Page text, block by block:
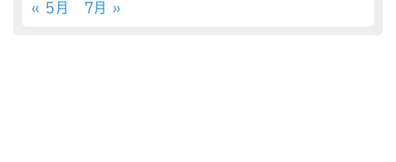
« 5月 7月 »